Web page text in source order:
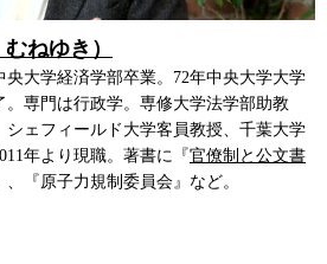
ねゆき）
央大学経済学部卒業。72年中央大学大学
。専門は行政学。専修大学法学部助教
ェフィールド大学客員教授、千葉大学
年より現職。著書に『官僚制と公文書
、『原子力規制委員会』など。